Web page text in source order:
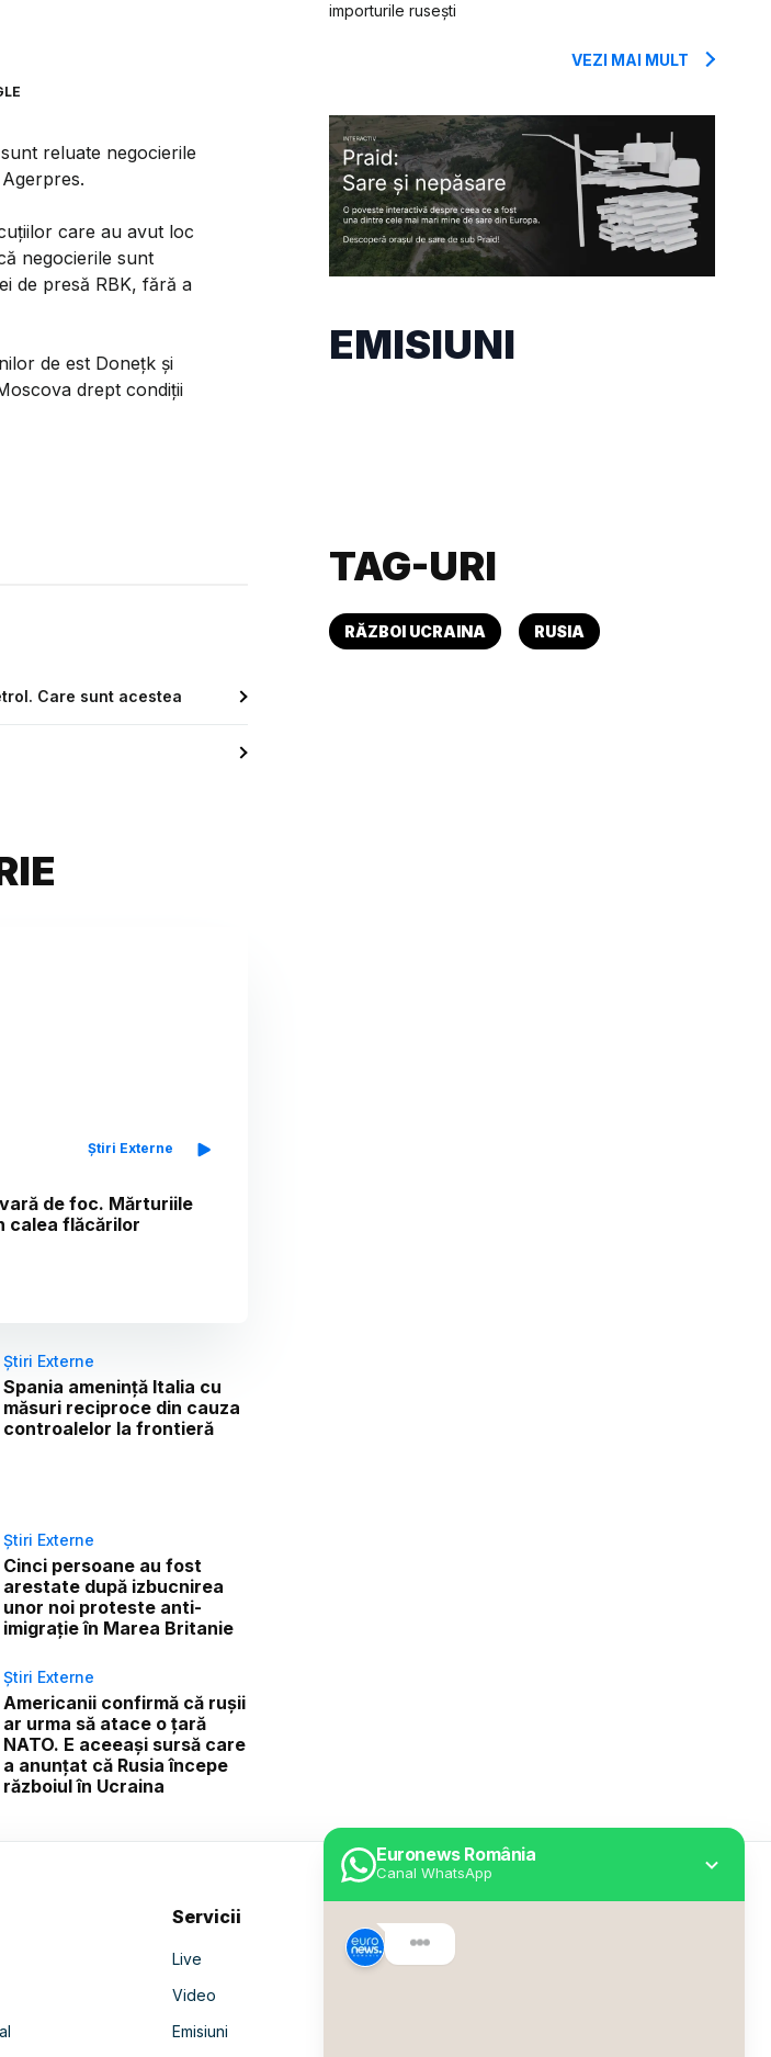
Euronews România
Canal WhatsApp
reluate negocierile
care au avut loc
negocierile sunt
de presă RBK, fără a
de est Doneţk şi
drept condiţii
Care sunt acestea
Știri Externe
vară de foc. Mărturiile
calea flăcărilor
Știri Externe
Spania amenință Italia cu
măsuri reciproce din cauza
controalelor la frontieră
Știri Externe
Cinci persoane au fost
arestate după izbucnirea
unor noi proteste anti-
imigrație în Marea Britanie
Știri Externe
Americanii confirmă că rușii
ar urma să atace o țară
NATO. E aceeași sursă care
a anunțat că Rusia începe
războiul în Ucraina
importurile rusești
VEZI MAI MULT
EMISIUNI
TAG-URI
RĂZBOI UCRAINA RUSIA
Servicii
Live
Video
Emisiuni
Despre Euronews